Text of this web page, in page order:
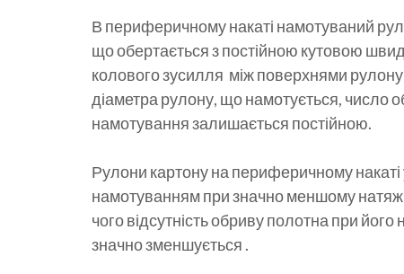
В периферичному накаті намотуваний
що обертається з постійною кутовою
колового зусилля між поверхнями рулону
діаметра рулону, що намотується, число
намотування залишається постійною.
Рулони картону на периферичному
намотуванням при значно меншому
чого відсутність обриву полотна при
значно зменшується .